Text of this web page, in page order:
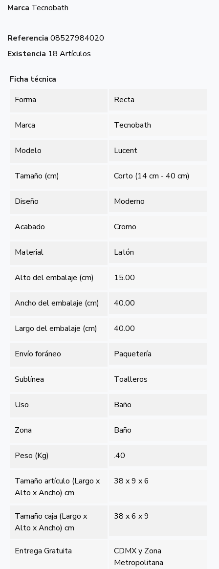
Marca Tecnobath
Referencia 08527984020
Existencia 18 Artículos
Ficha técnica
Forma Recta
Marca Tecnobath
Modelo Lucent
Tamaño (cm) Corto (14 cm - 40 cm)
Diseño Moderno
Acabado Cromo
Material Latón
Alto del embalaje (cm) 15.00
Ancho del embalaje (cm) 40.00
Largo del embalaje (cm) 40.00
Envío foráneo Paquetería
Sublínea Toalleros
Uso Baño
Zona Baño
Peso (Kg) .40
Tamaño artículo (Largo x
Alto x Ancho) cm
38 x 9 x 6
Tamaño caja (Largo x
Alto x Ancho) cm
38 x 6 x 9
Entrega Gratuita
CDMX y Zona
Metropolitana